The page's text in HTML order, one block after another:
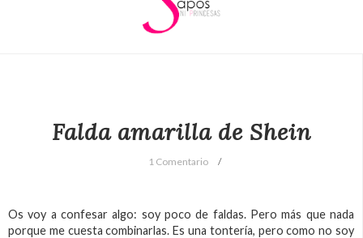
Falda amarilla de Shein
1 Comentario
Os voy a confesar algo: soy poco de faldas. Pero más que nada
porque me cuesta combinarlas. Es una tontería, pero como no soy